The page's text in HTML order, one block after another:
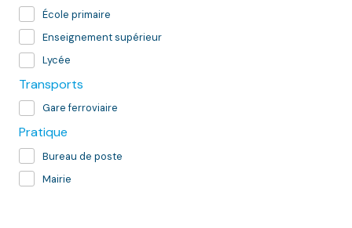
École primaire
Enseignement supérieur
Lycée
Transports
Gare ferroviaire
Pratique
Bureau de poste
Mairie